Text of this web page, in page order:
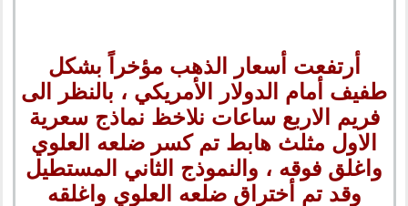
أرتفعت أسعار الذهب مؤخراً بشكل
طفيف أمام الدولار الأمريكي ، بالنظر الى
فريم الاربع ساعات نلاخظ نماذج سعرية
الاول مثلث هابط تم كسر ضلعه العلوي
واغلق فوقه ، والنموذج الثاني المستطيل
وقد تم أختراق ضلعه العلوي واغلقه